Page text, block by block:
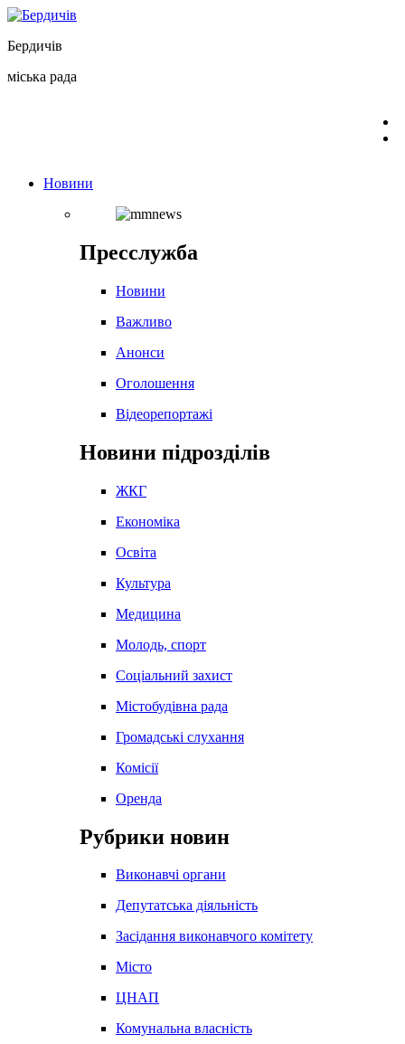
Перейти
вмісту
Бердичів
міська рада
Новини
Пресслужба
Новини
Важливо
Анонси
Оголошення
Відеорепортажі
Новини підрозділів
ЖКГ
Економіка
Освіта
Культура
Медицина
Молодь, спорт
Соціальний захист
Містобудівна рада
Громадські слухання
Комісії
Оренда
Рубрики новин
Виконавчі органи
Депутатська діяльність
Засідання виконавчого комітету
Місто
ЦНАП
Комунальна власність